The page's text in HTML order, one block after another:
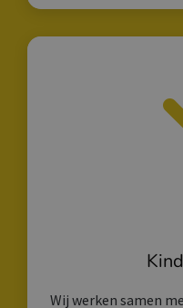
Wij werken samen